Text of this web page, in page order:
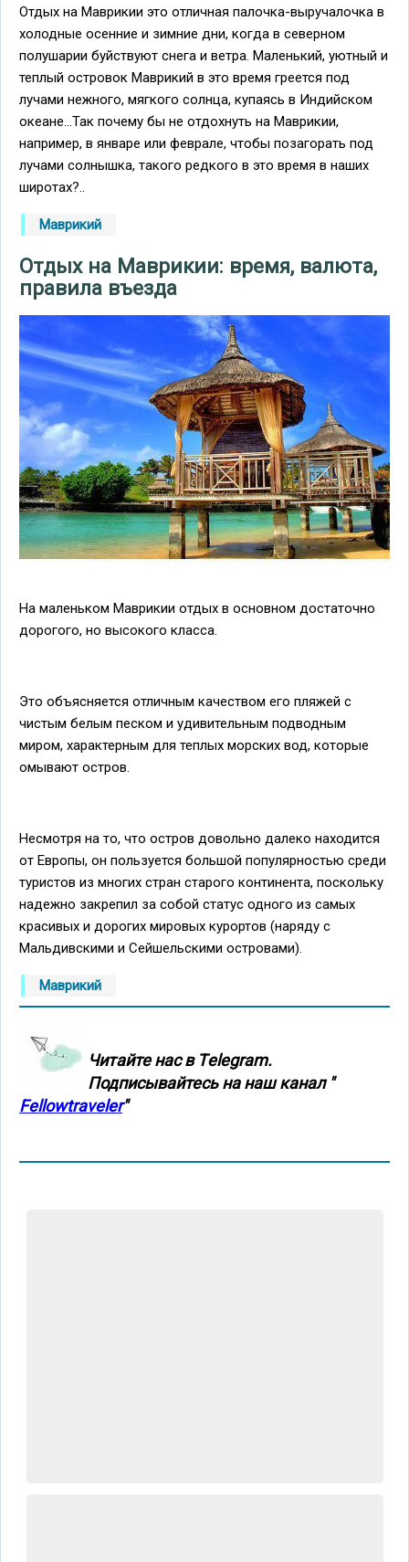
Отдых на Маврикии это отличная палочка-выручалочка в
холодные осенние и зимние дни, когда в северном
полушарии буйствуют снега и ветра. Маленький, уютный и
теплый островок Маврикий в это время греется под
лучами нежного, мягкого солнца, купаясь в Индийском
океане...Так почему бы не отдохнуть на Маврикии,
например, в январе или феврале, чтобы позагорать под
лучами солнышка, такого редкого в это время в наших
широтах?..
Маврикий
Отдых на Маврикии: время, валюта,
правила въезда
На маленьком Маврикии отдых в основном достаточно
дорогого, но высокого класса.
Это объясняется отличным качеством его пляжей с
чистым белым песком и удивительным подводным
миром, характерным для теплых морских вод, которые
омывают остров.
Несмотря на то, что остров довольно далеко находится
от Европы, он пользуется большой популярностью среди
туристов из многих стран старого континента, поскольку
надежно закрепил за собой статус одного из самых
красивых и дорогих мировых курортов (наряду с
Мальдивскими и Сейшельскими островами).
Маврикий
Читайте нас в Тelegram.
Подписывайтесь на наш канал "
Fellowtraveler"